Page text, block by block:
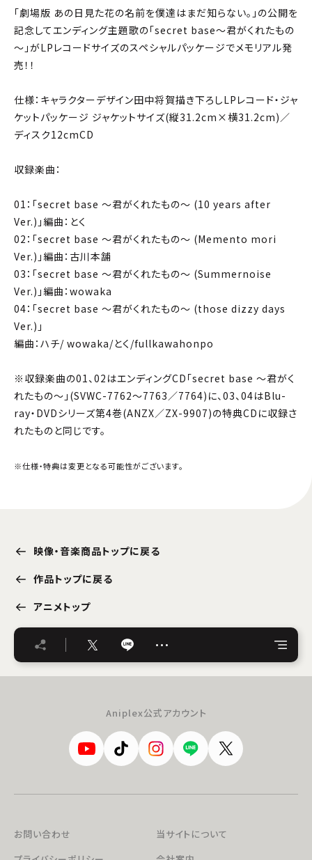
「劇場版 あの日見た花の名前を僕達はまだ知らない。」の公開を
記念してエンディング主題歌の「secret base～君がくれたもの
～」がLPレコードサイズのスペシャルパッケージでメモリアル発
売！！
仕様：キャラクターデザイン田中将賀描き下ろしLPレコード・ジャ
ケットパッケージ ジャケットサイズ(縦31.2cm×横31.2cm)／
ディスク12cmCD
収録楽曲：
01：「secret base ～君がくれたもの～ (10 years after
Ver.)」編曲：とく
02：「secret base ～君がくれたもの～ (Memento mori
Ver.)」編曲：古川本舗
03：「secret base ～君がくれたもの～ (Summernoise
Ver.)」編曲：wowaka
04：「secret base ～君がくれたもの～ (those dizzy days
Ver.)」
編曲：ハチ/ wowaka/とく/fullkawahonpo
※収録楽曲の01、02はエンディングCD「secret base ～君がく
れたもの～」(SVWC-7762～7763／7764)に、03、04はBlu-
ray・DVDシリーズ第4巻(ANZX／ZX-9907)の特典CDに収録さ
れたものと同じです。
※仕様・特典は変更となる可能性がございます。
映像・音楽商品トップに戻る
作品トップに戻る
アニメトップ
…
Aniplex公式アカウント
お問い合わせ
当サイトについて